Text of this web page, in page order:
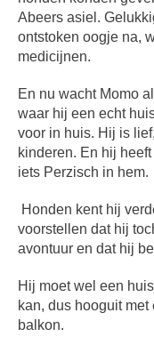
Abeers asiel.
ontstoken oogje na,
medicijnen.
En nu wacht Momo
waar hij een echt
voor in huis. Hij is
kinderen. En hij
iets Perzisch in hem.
Honden kent hij
voorstellen dat hij
avontuur en dat hij
Hij moet wel een
kan, dus hooguit
balkon.